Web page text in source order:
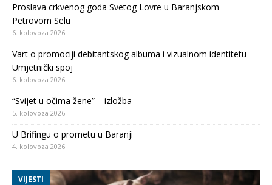
Proslava crkvenog goda Svetog Lovre u Baranjskom
Petrovom Selu
6. kolovoza 2026.
Vart o promociji debitantskog albuma i vizualnom identitetu –
Umjetnički spoj
6. kolovoza 2026.
“Svijet u očima žene” – izložba
5. kolovoza 2026.
U Brifingu o prometu u Baranji
4. kolovoza 2026.
VIJESTI